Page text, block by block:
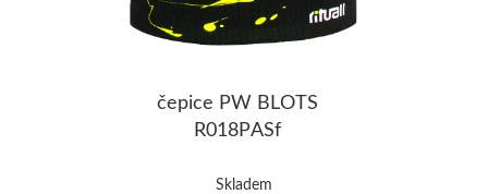
čepice PW BLOTS
R018PASf
Skladem